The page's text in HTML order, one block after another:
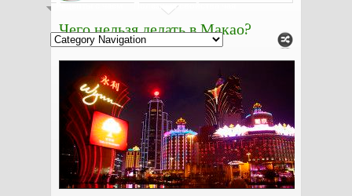
Рецепты с чаем Полезные свойства чая
Чего нельзя делать в Макао?